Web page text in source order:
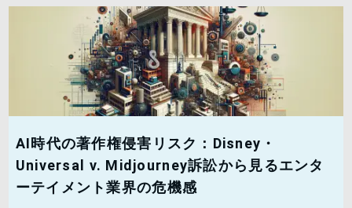
AI時代の著作権侵害リスク：Disney・
Universal v. Midjourney訴訟から見るエンタ
ーテイメント業界の危機感